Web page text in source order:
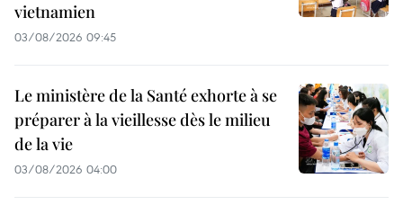
vietnamien
03/08/2026 09:45
Le ministère de la Santé exhorte à se
préparer à la vieillesse dès le milieu
de la vie
03/08/2026 04:00